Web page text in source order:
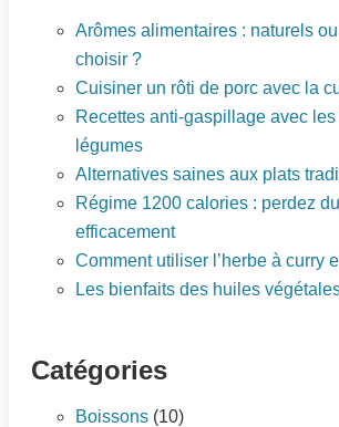
Arômes alimentaires : naturels
choisir ?
Cuisiner un rôti de porc avec la
Recettes anti-gaspillage avec
légumes
Alternatives saines aux plats
Régime 1200 calories : perdez
efficacement
Comment utiliser l’herbe à curry
Les bienfaits des huiles
Catégories
Boissons (10)